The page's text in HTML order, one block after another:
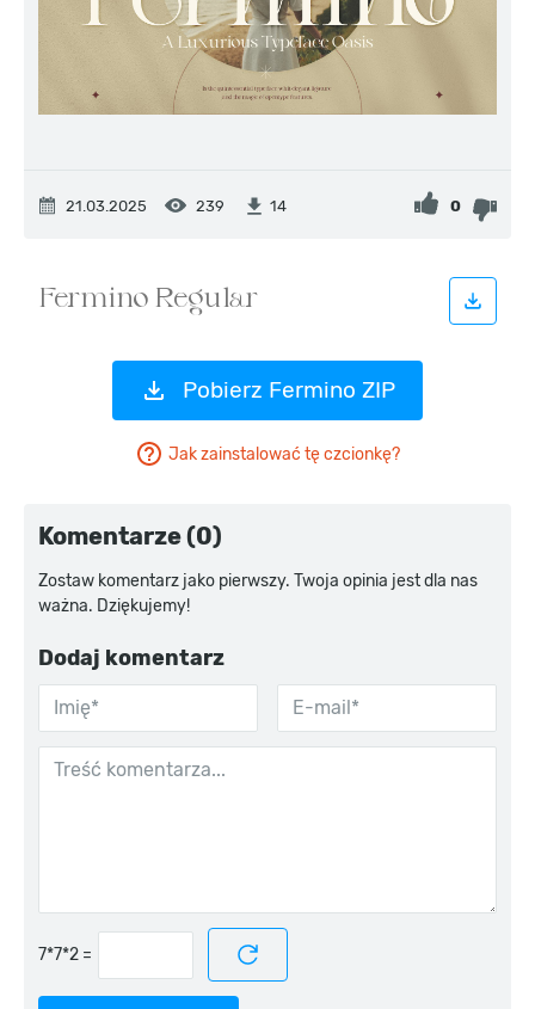
21.03.2025 239 14 0
Pobierz Fermino ZIP
Jak zainstalować tę czcionkę?
Komentarze (0)
Zostaw komentarz jako pierwszy. Twoja opinia jest dla nas
ważna. Dziękujemy!
Dodaj komentarz
=